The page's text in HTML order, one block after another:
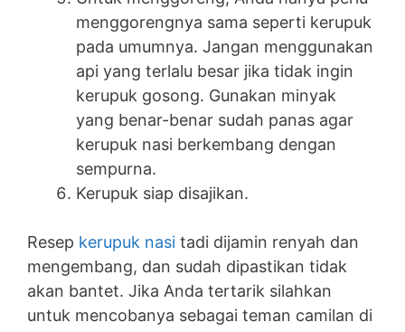
menggorengnya sama seperti kerupuk
pada umumnya. Jangan menggunakan
api yang terlalu besar jika tidak ingin
kerupuk gosong. Gunakan minyak
yang benar-benar sudah panas agar
kerupuk nasi berkembang dengan
sempurna.
Kerupuk siap disajikan.
Resep kerupuk nasi tadi dijamin renyah dan
mengembang, dan sudah dipastikan tidak
akan bantet. Jika Anda tertarik silahkan
untuk mencobanya sebagai teman camilan di